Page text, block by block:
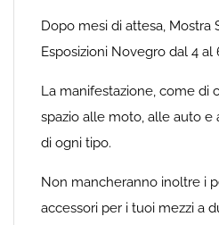
Dopo mesi di attesa, Mostra
Esposizioni Novegro dal 4 al
La manifestazione, come di
spazio alle moto, alle auto e
di ogni tipo.
Non mancheranno inoltre i
accessori per i tuoi mezzi a